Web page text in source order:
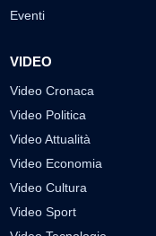
Eventi
VIDEO
Video Cronaca
Video Politica
Video Attualità
Video Economia
Video Cultura
Video Sport